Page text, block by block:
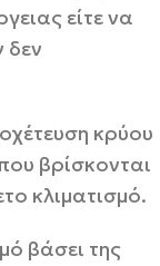
είτε να
δεν
κρύου
βρίσκονται
κλιματισμό.
βάσει της